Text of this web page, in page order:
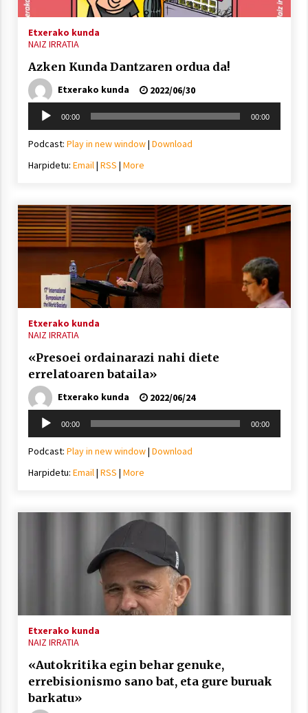
Arrosa sareko IX. topaketak!
IX. topaketak
2021/10/04
Arrosari buruzko erreportaia
2021/07/16
Arrosaren 20 urteez
Hala Bedi irratiko Hizpidea saioan
2021/07/03
Zebrabidearen denboraldi amaiera
EHZtik
2021/07/01
Etxerako kunda
NAIZ IRRATIA
Azken Kunda Dantzaren ordua da!
Etxerako kunda
2022/06/30
Soinu
erreproduzigailua
00:00 00:00
Podcast: Play in new window| Download
Harpidetu: Email| RSS | More
Etxerako kunda
NAIZ IRRATIA
«Presoei ordainarazi nahi diete
errelatoaren bataila»
Etxerako kunda
2022/06/24
Soinu
erreproduzigailua
00:00 00:00
Podcast: Play in new window| Download
Harpidetu: Email| RSS | More
Etxerako kunda
NAIZ IRRATIA
«Autokritika egin behar genuke,
errebisionismo sano bat, eta gure buruak
barkatu»